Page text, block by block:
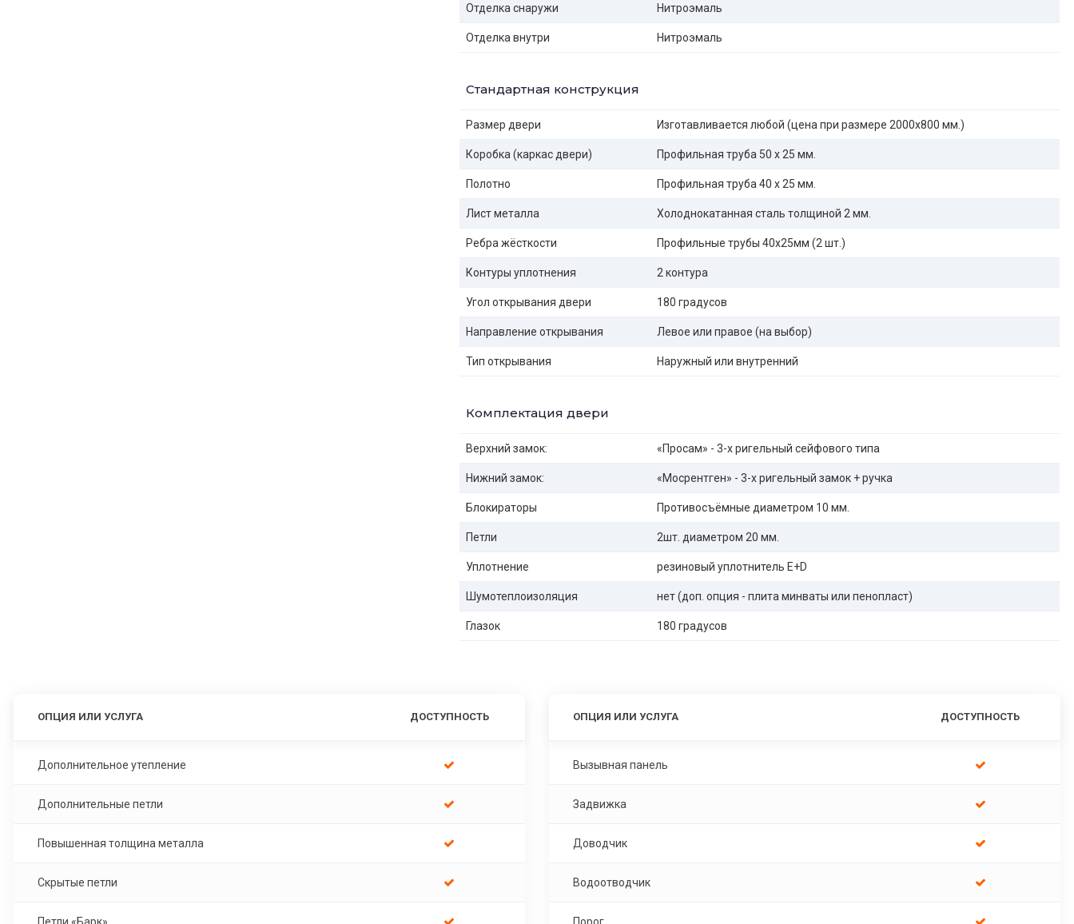
Отделка снаружи Нитроэмаль
Отделка внутри Нитроэмаль
Стандартная конструкция
Размер двери Изготавливается любой (цена при размере 2000x800 мм.)
Коробка (каркас двери) Профильная труба 50 х 25 мм.
Полотно Профильная труба 40 х 25 мм.
Лист металла Холоднокатанная сталь толщиной 2 мм.
Ребра жёсткости Профильные трубы 40х25мм (2 шт.)
Контуры уплотнения 2 контура
Угол открывания двери 180 градусов
Направление открывания Левое или правое (на выбор)
Тип открывания Наружный или внутренний
Комплектация двери
Верхний замок: «Просам» - 3-х ригельный сейфового типа
Нижний замок: «Мосрентген» - 3-х ригельный замок + ручка
Блокираторы Противосъёмные диаметром 10 мм.
Петли 2шт. диаметром 20 мм.
Уплотнение резиновый уплотнитель E+D
Шумотеплоизоляция нет (доп. опция - плита минваты или пенопласт)
Глазок 180 градусов
ОПЦИЯ ИЛИ УСЛУГА ДОСТУПНОСТЬ
Дополнительное утепление
Дополнительные петли
Повышенная толщина металла
Скрытые петли
Петли «Барк»
ОПЦИЯ ИЛИ УСЛУГА ДОСТУПНОСТЬ
Вызывная панель
Задвижка
Доводчик
Водоотводчик
Порог